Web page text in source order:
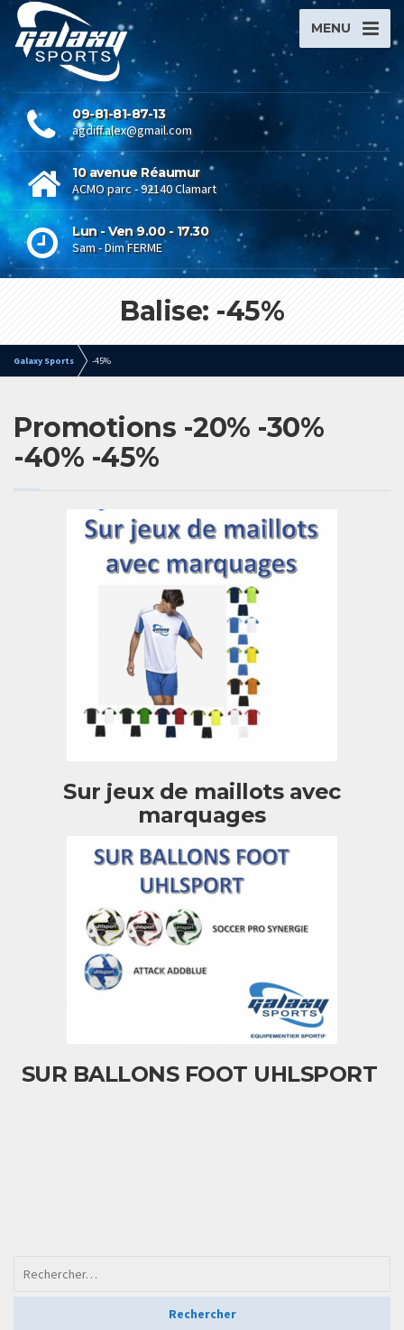
MENU
09-81-81-87-13
agdiff.alex@gmail.com
10 avenue Réaumur
ACMO parc - 92140 Clamart
Lun - Ven 9.00 - 17.30
Sam - Dim FERME
Balise: -45%
Galaxy Sports -45%
Promotions -20% -30%
-40% -45%
Sur jeux de maillots avec
marquages
SUR BALLONS FOOT UHLSPORT